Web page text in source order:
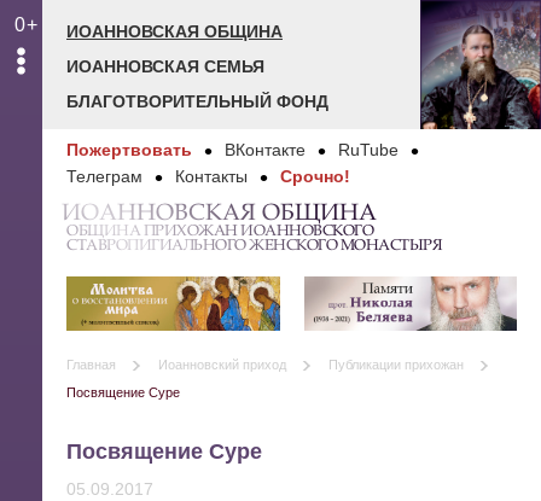
0+
ИОАННОВСКАЯ ОБЩИНА
ИОАННОВСКАЯ СЕМЬЯ
БЛАГОТВОРИТЕЛЬНЫЙ ФОНД
Пожертвовать ВКонтакте
RuTube
Телеграм
Контакты Срочно!
ИОАННОВСКАЯ ОБЩИНА
ОБЩИНА ПРИХОЖАН ИОАННОВСКОГО
СТАВРОПИГИАЛЬНОГО ЖЕНСКОГО МОНАСТЫРЯ
Главная Иоанновский приход
Публикации прихожан
Посвящение Суре
Посвящение Суре
05.09.2017